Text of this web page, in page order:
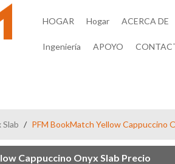
HOGAR Hogar ACERCA DE
Ingeniería APOYO
Slab / PFM BookMatch Yellow Cappuccino
Cappuccino Onyx Slab Precio